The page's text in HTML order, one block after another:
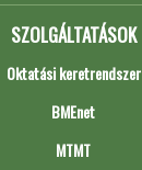
SZOLGÁLTATÁSOK
Oktatási keretrendszer
BMEnet
MTMT